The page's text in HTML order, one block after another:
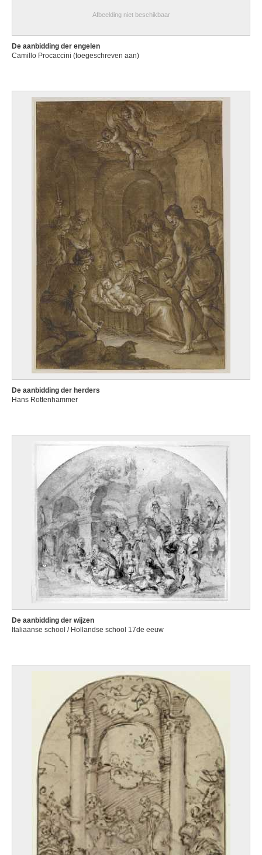
Afbeelding niet beschikbaar
De aanbidding der engelen
Camillo Procaccini (toegeschreven aan)
De aanbidding der herders
Hans Rottenhammer
De aanbidding der wijzen
Italiaanse school / Hollandse school 17de eeuw